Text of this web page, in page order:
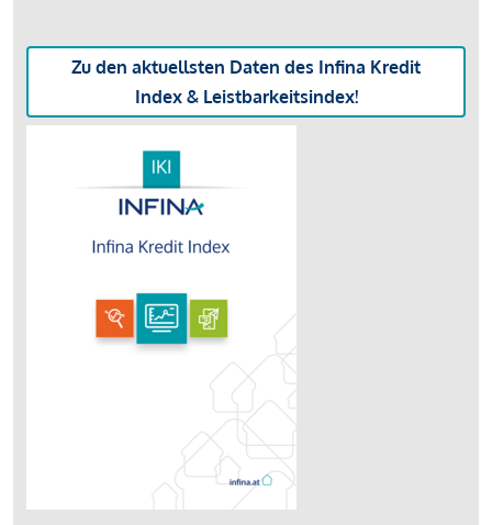
Zu den aktuellsten Daten des Infina Kredit
Index & Leistbarkeitsindex!